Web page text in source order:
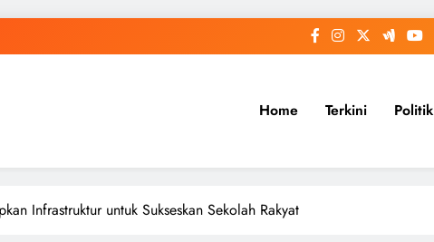
Home Terkini Politik
Infrastruktur untuk Sukseskan Sekolah Rakyat